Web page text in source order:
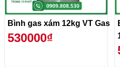
Bình gas xám 12kg VT Gas
530000₫